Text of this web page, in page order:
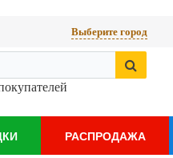
Выберите город
РАСПРОДАЖА